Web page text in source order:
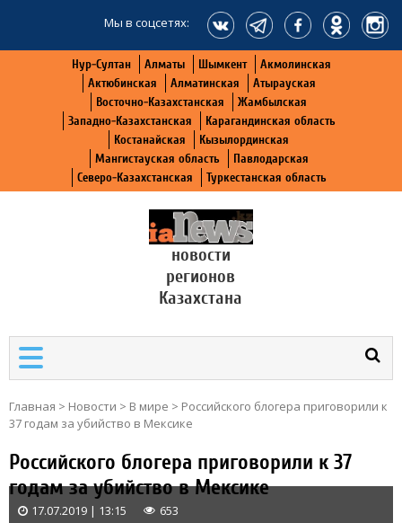
Мы в соцсетях:
Нур-Султан Алматы Шымкент
Акмолинская
Актюбинская
Алматинская
Атырауская
Восточно-Казахстанская
Жамбылская
Западно-Казахстанская
Карагандинская область
Костанайская
Кызылординская
Мангистауская область
Павлодарская
Северо-Казахстанская
Туркестанская область
новости
регионов
Казахстана
Главная > Новости > В мире > Российского блогера приговорили к
37 годам за убийство в Мексике
Российского блогера приговорили к 37
годам за убийство в Мексике
17.07.2019 | 13:15 653